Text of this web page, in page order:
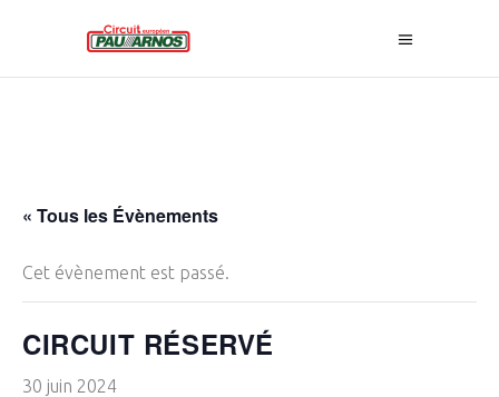
« Tous les Évènements
Cet évènement est passé.
CIRCUIT RÉSERVÉ
30 juin 2024